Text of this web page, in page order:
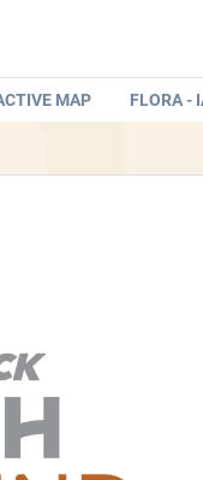
MAP FLORA -